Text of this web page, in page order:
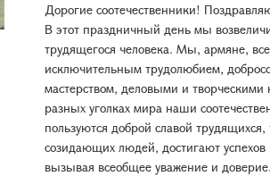
Дорогие соотечественники!
В этот праздничный день мы
трудящегося человека. Мы, армяне,
исключительным трудолюбием,
мастерством, деловыми и творческими
разных уголках мира наши
пользуются доброй славой трудящихся,
созидающих людей, достигают успехов
вызывая всеобщее уважение и